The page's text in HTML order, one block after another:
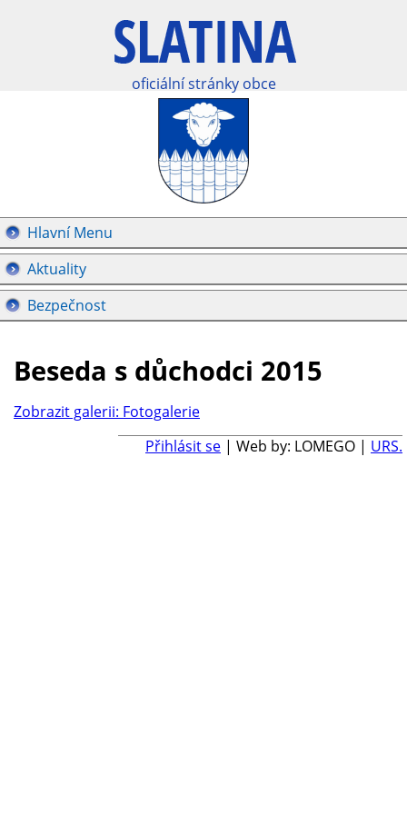
oficiální stránky obce
Hlavní Menu
Aktuality
Bezpečnost
Beseda s důchodci 2015
Zobrazit galerii: Fotogalerie
Přihlásit se | Web by: LOMEGO | URS.